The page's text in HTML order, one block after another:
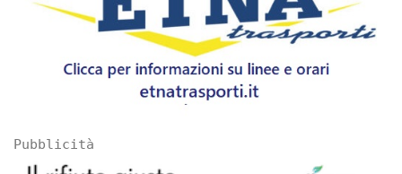
Pubblicità